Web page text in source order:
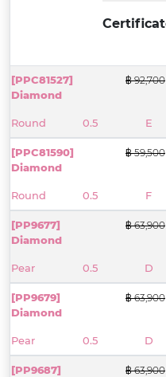
[PPC81527]
Diamond
Round 0.5 E
฿ 92,700
[PPC81590]
Diamond
Round 0.5 F
฿ 59,500
[PP9677]
Diamond
Pear 0.5 D
฿ 63,900
[PP9679]
Diamond
Pear 0.5 D
฿ 63,900
[PP9687]
฿ 63,900